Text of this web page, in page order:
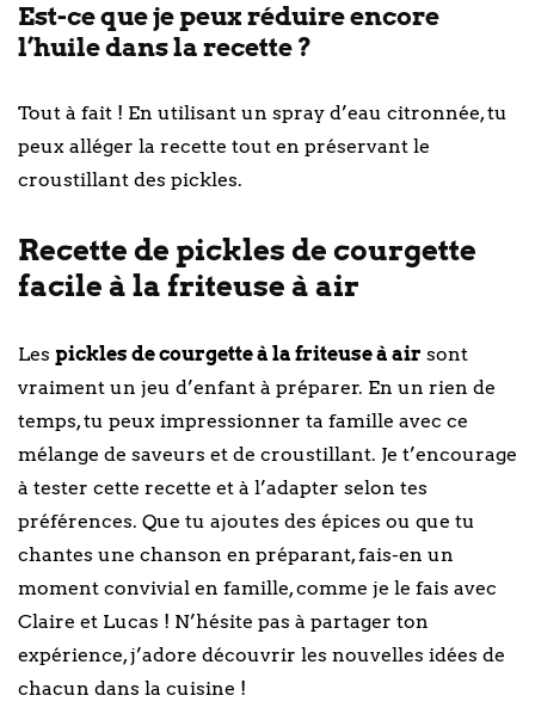
Est-ce que je peux réduire encore
l’huile dans la recette ?
Tout à fait ! En utilisant un spray d’eau citronnée, tu
peux alléger la recette tout en préservant le
croustillant des pickles.
Recette de pickles de courgette
facile à la friteuse à air
Les pickles de courgette à la friteuse à air sont
vraiment un jeu d’enfant à préparer. En un rien de
temps, tu peux impressionner ta famille avec ce
mélange de saveurs et de croustillant. Je t’encourage
à tester cette recette et à l’adapter selon tes
préférences. Que tu ajoutes des épices ou que tu
chantes une chanson en préparant, fais-en un
moment convivial en famille, comme je le fais avec
Claire et Lucas ! N’hésite pas à partager ton
expérience, j’adore découvrir les nouvelles idées de
chacun dans la cuisine !